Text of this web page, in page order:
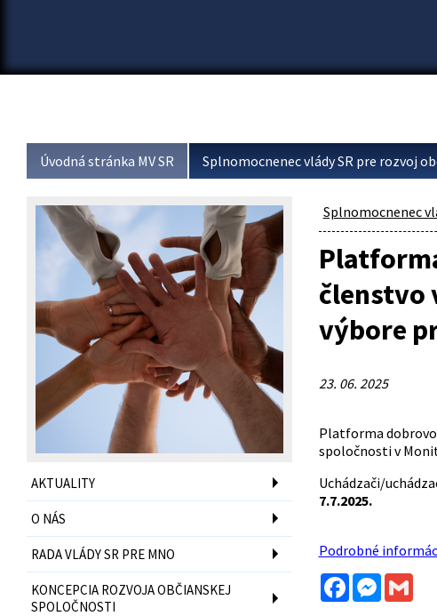
Úvodná stránka MV SR Splnomocnenec vlády SR pre rozvoj
AKTUALITY
O NÁS
RADA VLÁDY SR PRE MNO
KONCEPCIA ROZVOJA OBČIANSKEJ
SPOLOČNOSTI
Splnomocnenec
členstvo
výbore
23. 06. 2025
Platforma
spoločnosti v
Uchádzači/
7.7.2025.
Podrobné
FacebookMessenger